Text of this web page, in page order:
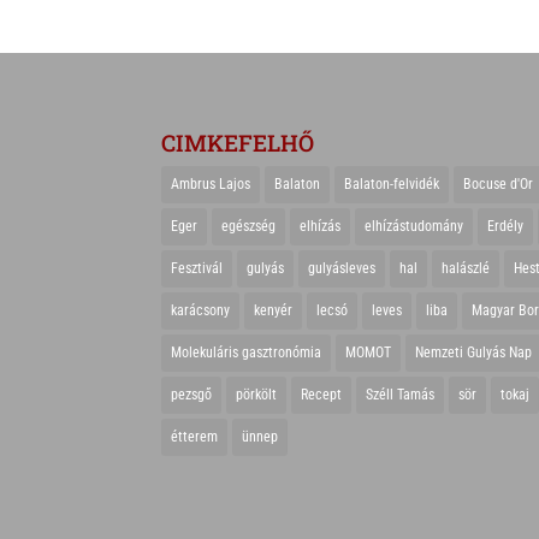
CIMKEFELHŐ
Ambrus Lajos Balaton Balaton-felvidék Bocuse d'Or
Eger egészség elhízás elhízástudomány Erdély
Fesztivál gulyás gulyásleves hal halászlé
karácsony kenyér lecsó leves liba Magyar
Molekuláris gasztronómia MOMOT Nemzeti Gulyás Nap
pezsgő pörkölt Recept Széll Tamás sör tokaj
étterem ünnep